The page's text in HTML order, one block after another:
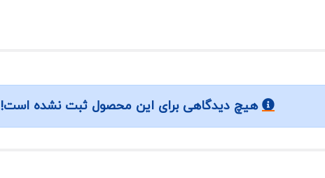
هیچ دیدگاهی برای این محصول ثبت نشده است!